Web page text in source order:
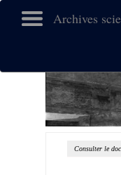
Archives
Consulter le